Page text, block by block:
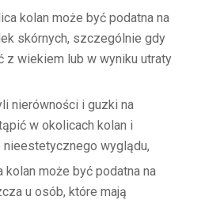
kolan może być podatna na
skórnych, szczególnie gdy
z wiekiem lub w wyniku utraty
nierówności i guzki na
w okolicach kolan i
wyglądu,
kolan może być podatna na
u osób, które mają